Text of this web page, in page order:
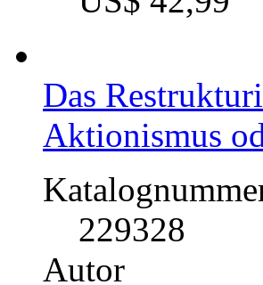
Das
Aktionismus
229328
Autor